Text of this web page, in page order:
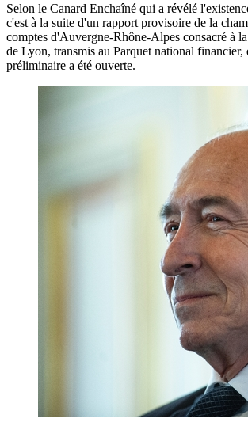
Selon le Canard Enchaîné qui a révélé
c'est à la suite d'un rapport provisoire de la
comptes d'Auvergne-Rhône-Alpes consacré à
de Lyon, transmis au Parquet national financier,
préliminaire a été ouverte.